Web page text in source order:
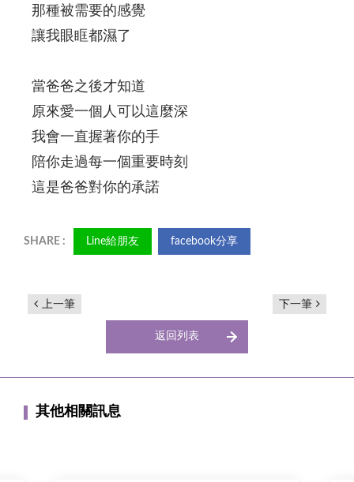
那種被需要的感覺
讓我眼眶都濕了
當爸爸之後才知道
原來愛一個人可以這麼深
我會一直握著你的手
陪你走過每一個重要時刻
這是爸爸對你的承諾
Line給朋友 facebook分享
上一筆 下一筆
返回列表
其他相關訊息